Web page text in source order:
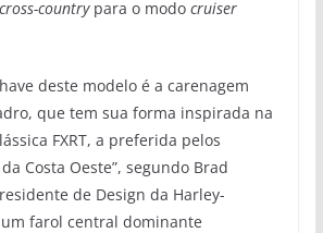
cross-countrypara o modo cruiser
deste modelo é a carenagem
que tem sua forma inspirada na
FXRT, a preferida pelos
Costa Oeste”, segundo Brad
de Design da Harley-
um farol central dominante